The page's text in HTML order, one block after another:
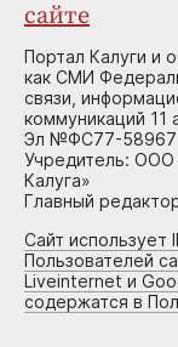
сайте
Портал Калуги и
как СМИ
связи,
коммуникаций 11
Эл №ФС77-58967
Учредитель: ООО
Калуга»
Главный
Сайт использует
Пользователей
Liveinternet и
содержатся в